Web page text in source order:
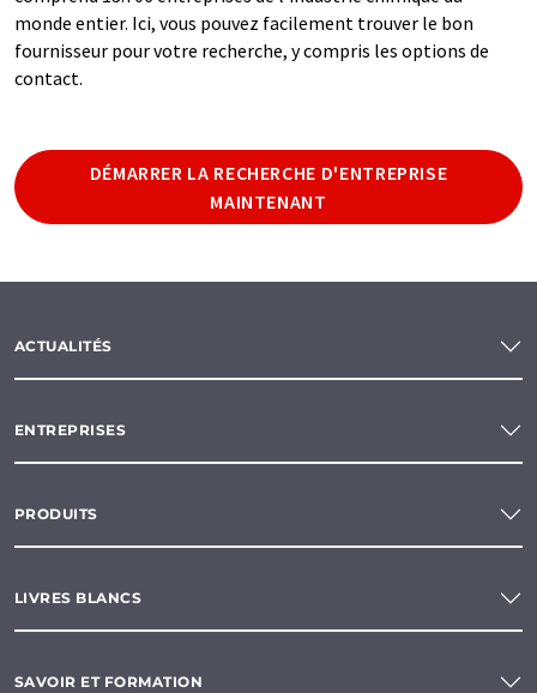
monde entier. Ici, vous pouvez facilement trouver le bon
fournisseur pour votre recherche, y compris les options de
contact.
DÉMARRER LA RECHERCHE D'ENTREPRISE
MAINTENANT
ACTUALITÉS
ENTREPRISES
PRODUITS
LIVRES BLANCS
SAVOIR ET FORMATION